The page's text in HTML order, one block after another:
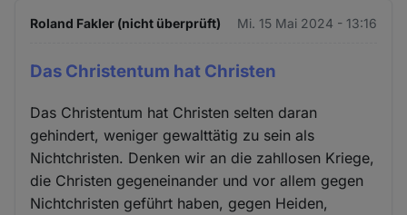
Roland Fakler (nicht überprüft) Mi. 15 Mai 2024 - 13:16
Das Christentum hat Christen
Das Christentum hat Christen selten daran
gehindert, weniger gewalttätig zu sein als
Nichtchristen. Denken wir an die zahllosen Kriege,
die Christen gegeneinander und vor allem gegen
Nichtchristen geführt haben, gegen Heiden,